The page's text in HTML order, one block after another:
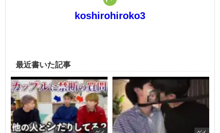
koshirohiroko3
最近書いた記事